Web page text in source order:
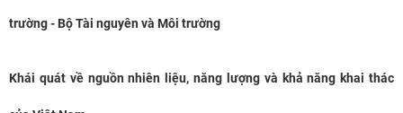
trường - Bộ Tài nguyên và Môi trường
Khái quát về nguồn nhiên liệu, năng lượng và khả năng khai thác